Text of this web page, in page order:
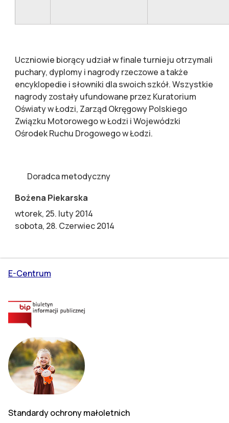
Uczniowie biorący udział w finale turnieju otrzymali
puchary, dyplomy i nagrody rzeczowe a także
encyklopedie i słowniki dla swoich szkół. Wszystkie
nagrody zostały ufundowane przez Kuratorium
Oświaty w Łodzi, Zarząd Okręgowy Polskiego
Związku Motorowego w Łodzi i Wojewódzki
Ośrodek Ruchu Drogowego w Łodzi.
Doradca metodyczny
Bożena Piekarska
wtorek, 25. luty 2014
sobota, 28. Czerwiec 2014
E-Centrum
Standardy ochrony małoletnich